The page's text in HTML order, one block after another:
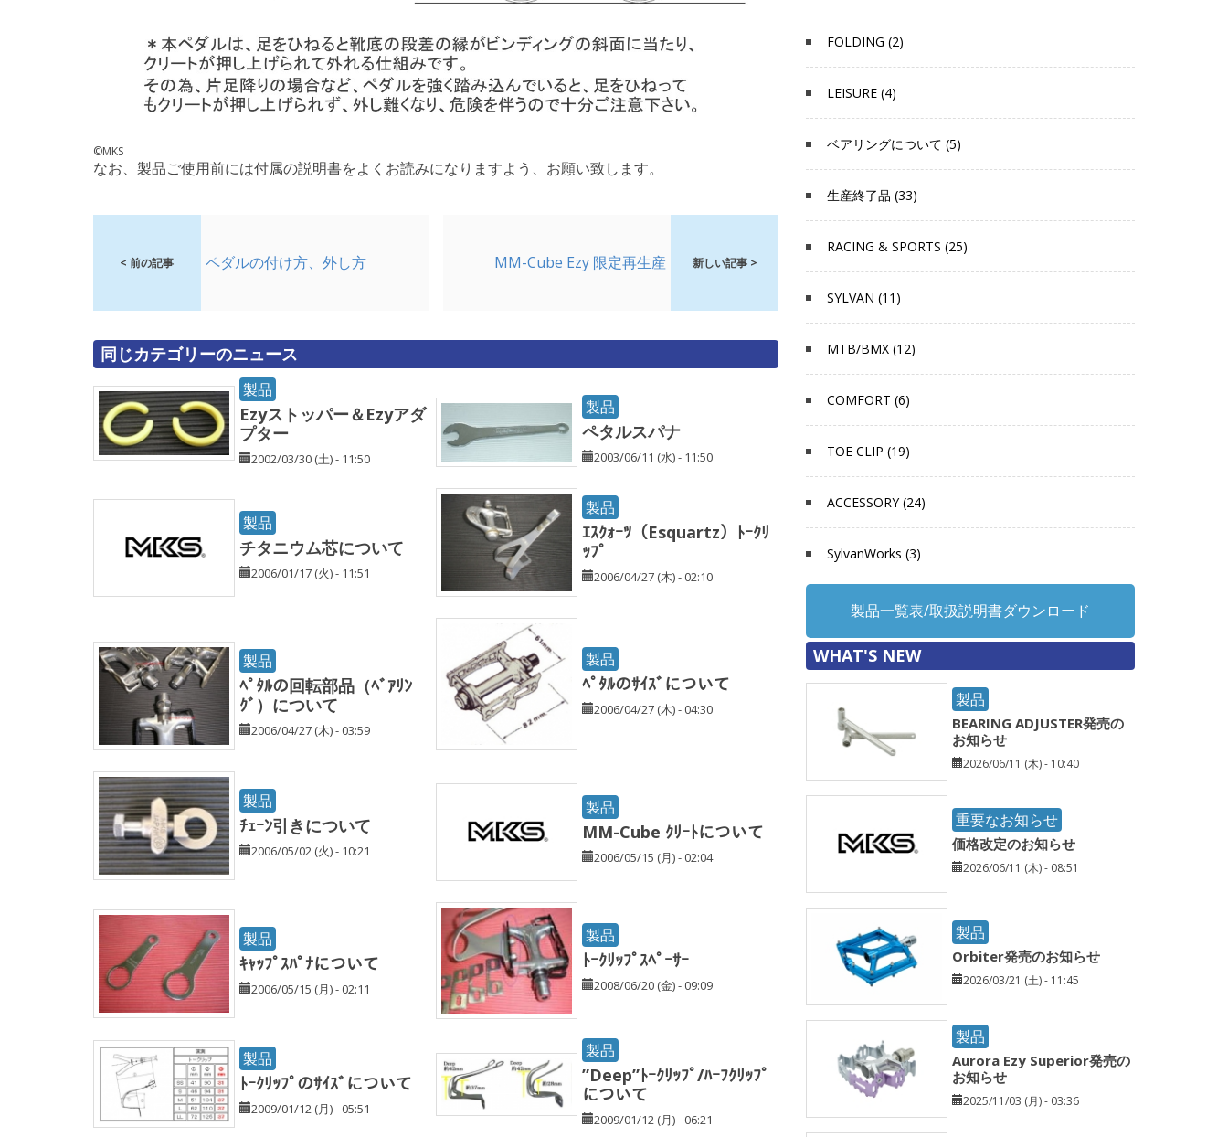
©MKS
なお、製品ご使用前には付属の説明書をよくお読みになりますよう、お願い致します。
< 前の記事 ペダルの付け方、外し方 MM-Cube Ezy 限定再生産 新しい記事 >
同じカテゴリーのニュース
製品
Ezyストッパー＆Ezyアダ
プター
2002/03/30 (土) - 11:50
製品
ペタルスパナ
2003/06/11 (水) - 11:50
製品
チタニウム芯について
2006/01/17 (火) - 11:51
製品
ｴｽｸｫｰﾂ（Esquartz）ﾄｰｸﾘ
ｯﾌﾟ
2006/04/27 (木) - 02:10
製品
ﾍﾟﾀﾙの回転部品（ﾍﾞｱﾘﾝ
ｸﾞ）について
2006/04/27 (木) - 03:59
製品
ﾍﾟﾀﾙのｻｲｽﾞについて
2006/04/27 (木) - 04:30
製品
ﾁｪｰﾝ引きについて
2006/05/02 (火) - 10:21
製品
MM-Cube ｸﾘｰﾄについて
2006/05/15 (月) - 02:04
製品
ｷｬｯﾌﾟｽﾊﾟﾅについて
2006/05/15 (月) - 02:11
製品
ﾄｰｸﾘｯﾌﾟｽﾍﾟｰｻｰ
2008/06/20 (金) - 09:09
製品
ﾄｰｸﾘｯﾌﾟのｻｲｽﾞについて
2009/01/12 (月) - 05:51
製品
”Deep”ﾄｰｸﾘｯﾌﾟ/ﾊｰﾌｸﾘｯﾌﾟ
について
2009/01/12 (月) - 06:21
FOLDING (2)
LEISURE (4)
ベアリングについて (5)
生産終了品 (33)
RACING & SPORTS (25)
SYLVAN (11)
MTB/BMX (12)
COMFORT (6)
TOE CLIP (19)
ACCESSORY (24)
SylvanWorks (3)
製品一覧表/取扱説明書ダウンロード
WHAT'S NEW
製品
BEARING ADJUSTER発売の
お知らせ
2026/06/11 (木) - 10:40
重要なお知らせ
価格改定のお知らせ
2026/06/11 (木) - 08:51
製品
Orbiter発売のお知らせ
2026/03/21 (土) - 11:45
製品
Aurora Ezy Superior発売の
お知らせ
2025/11/03 (月) - 03:36